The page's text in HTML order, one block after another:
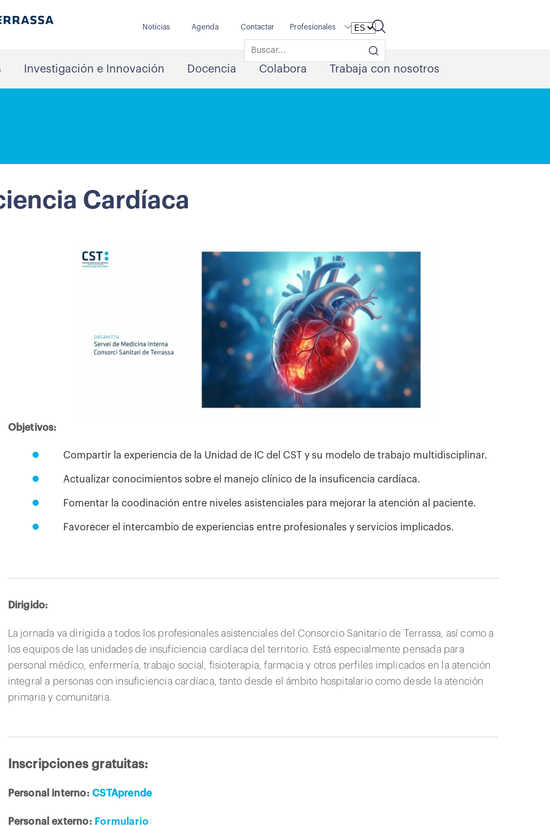
Notícias Agenda Contactar Profesionales
Investigación e Innovación Docencia Colabora Trabaja con nosotros
Cardíaca
Objetivos:
Compartir la experiencia de la Unidad de IC del CST y su modelo de trabajo multidisciplinar.
Actualizar conocimientos sobre el manejo clínico de la insuficencia cardíaca.
Fomentar la coodinación entre niveles asistenciales para mejorar la atención al paciente.
Favorecer el intercambio de experiencias entre profesionales y servicios implicados.
Dirigido:
La jornada va dirigida a todos los profesionales asistenciales del Consorcio Sanitario de Terrassa, así como a
los equipos de las unidades de insuficiencia cardíaca del territorio. Está especialmente pensada para
personal médico, enfermería, trabajo social, fisioterapia, farmacia y otros perfiles implicados en la atención
integral a personas con insuficiencia cardíaca, tanto desde el ámbito hospitalario como desde la atención
primaria y comunitaria.
Inscripciones gratuitas:
Personal interno: CSTAprende
Personal externo: Formulario